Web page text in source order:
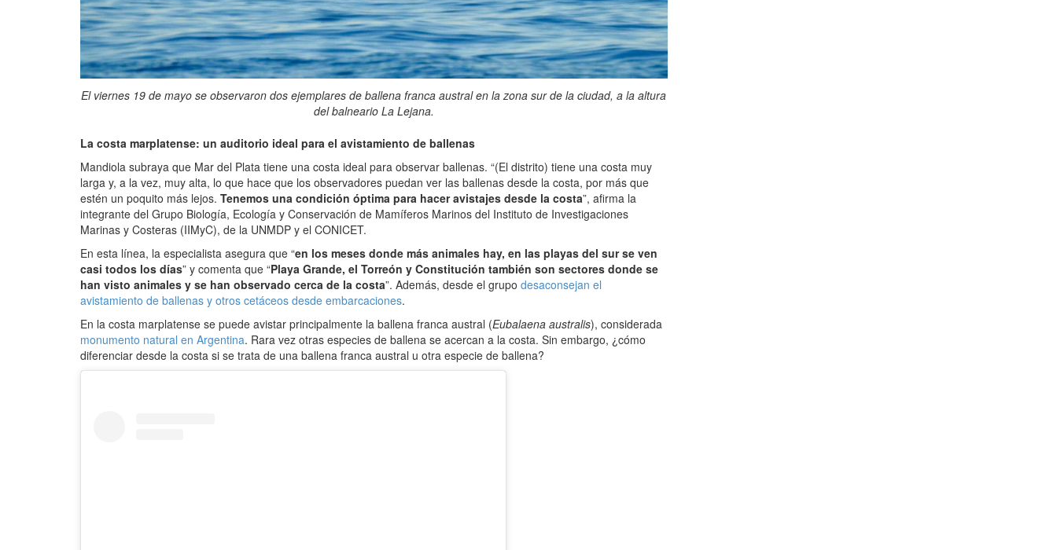
El viernes 19 de mayo se observaron dos ejemplares de ballena franca austral en la zona sur de la ciudad, a la altura
del balneario La Lejana.
La costa marplatense: un auditorio ideal para el avistamiento de ballenas
Mandiola subraya que Mar del Plata tiene una costa ideal para observar ballenas. “(El distrito) tiene una costa muy
larga y, a la vez, muy alta, lo que hace que los observadores puedan ver las ballenas desde la costa, por más que
estén un poquito más lejos. Tenemos una condición óptima para hacer avistajes desde la costa”, afirma la
integrante del Grupo Biología, Ecología y Conservación de Mamíferos Marinos del Instituto de Investigaciones
Marinas y Costeras (IIMyC), de la UNMDP y el CONICET.
En esta línea, la especialista asegura que “en los meses donde más animales hay, en las playas del sur se ven
casi todos los días” y comenta que “Playa Grande, el Torreón y Constitución también son sectores donde se
han visto animales y se han observado cerca de la costa”. Además, desde el grupo desaconsejan el
avistamiento de ballenas y otros cetáceos desde embarcaciones.
En la costa marplatense se puede avistar principalmente la ballena franca austral (Eubalaena australis), considerada
monumento natural en Argentina. Rara vez otras especies de ballena se acercan a la costa. Sin embargo, ¿cómo
diferenciar desde la costa si se trata de una ballena franca austral u otra especie de ballena?